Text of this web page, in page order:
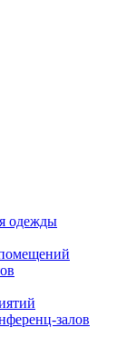
одежды
залов